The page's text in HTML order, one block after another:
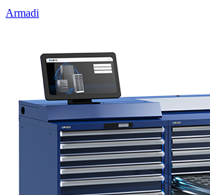
Armadi